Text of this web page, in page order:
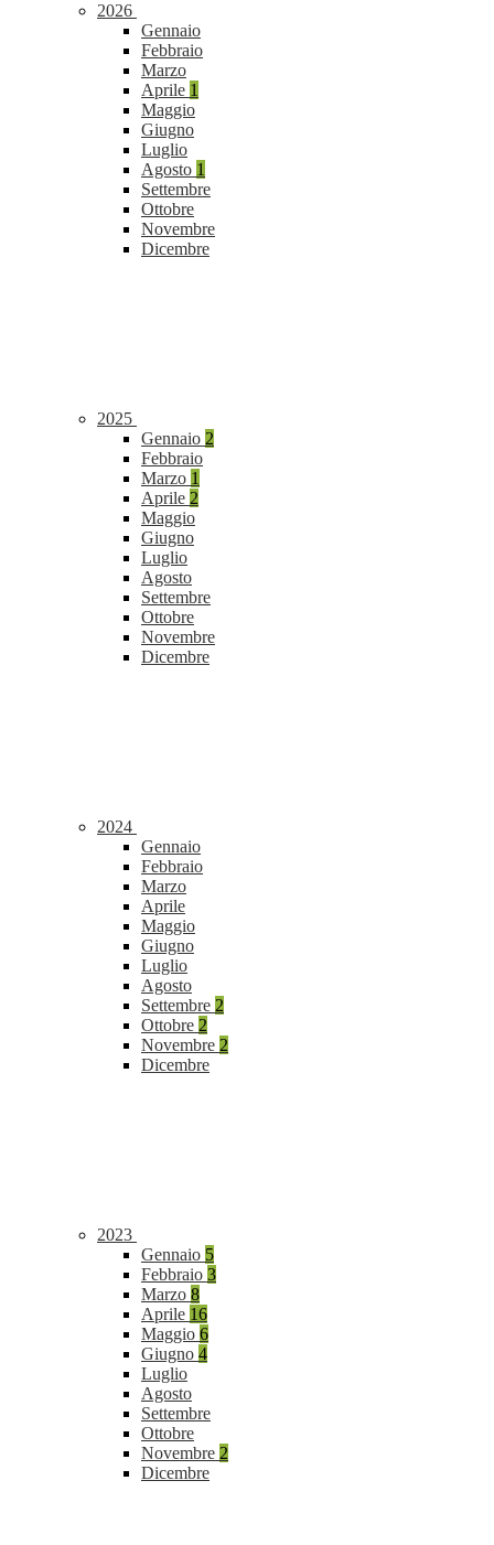
2026
Gennaio
Febbraio
Marzo
Aprile 1
Maggio
Giugno
Luglio
Agosto 1
Settembre
Ottobre
Novembre
Dicembre
2025
Gennaio 2
Febbraio
Marzo 1
Aprile 2
Maggio
Giugno
Luglio
Agosto
Settembre
Ottobre
Novembre
Dicembre
2024
Gennaio
Febbraio
Marzo
Aprile
Maggio
Giugno
Luglio
Agosto
Settembre 2
Ottobre 2
Novembre 2
Dicembre
2023
Gennaio 5
Febbraio 3
Marzo 8
Aprile 16
Maggio 6
Giugno 4
Luglio
Agosto
Settembre
Ottobre
Novembre 2
Dicembre